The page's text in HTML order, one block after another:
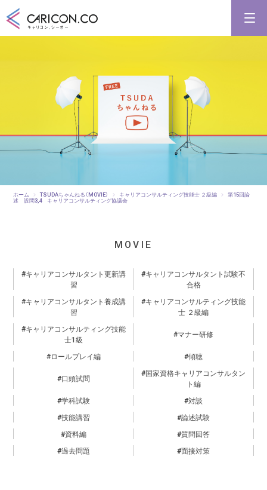
キャリコンシーオーとは
キャリアコンサルタントとは
ホーム TSUDAちゃんねる（MOVIE） キャリアコンサルティング技能士 ２級編 第15回論
述 設問3,4 キャリアコンサルティング協議会
MOVIE
キャリアコンサルタント更新講
習
キャリアコンサルタント試験不
合格
キャリアコンサルタント養成講
習
キャリアコンサルティング技能
士 ２級編
キャリアコンサルティング技能
士1級
マナー研修
ロールプレイ編 傾聴
口頭試問
国家資格キャリアコンサルタン
ト編
学科試験
対談
技能講習
論述試験
資料編
質問回答
過去問題
面接対策